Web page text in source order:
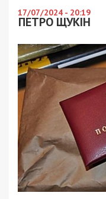
17/07/2024 - 20:19
ПЕТРО ЩУКІН